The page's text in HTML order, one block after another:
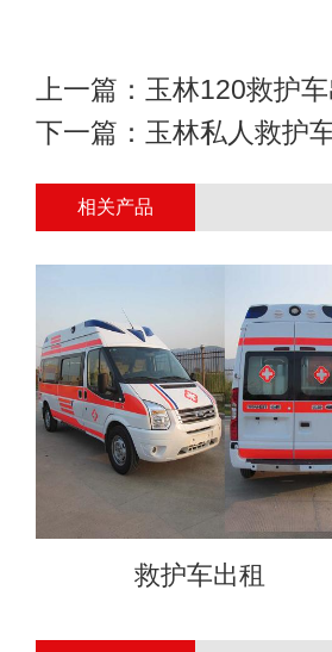
上一篇： 玉林120救护
下一篇： 玉林私人救护
相关产品
救护车出租